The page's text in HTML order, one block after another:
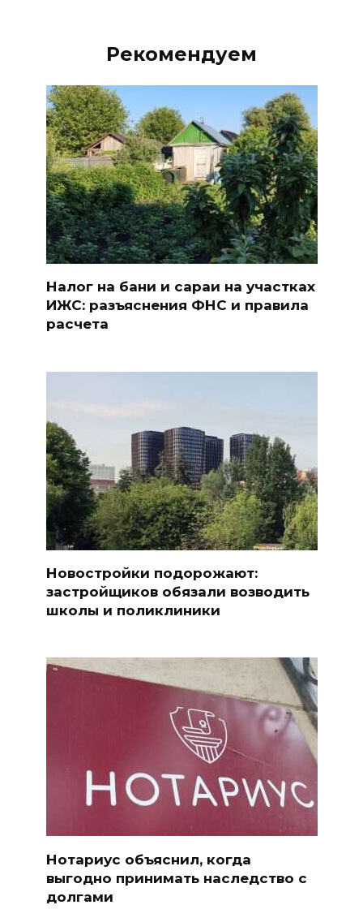
Рекомендуем
Налог на бани и сараи на участках
ИЖС: разъяснения ФНС и правила
расчета
Новостройки подорожают:
застройщиков обязали возводить
школы и поликлиники
Нотариус объяснил, когда
выгодно принимать наследство с
долгами